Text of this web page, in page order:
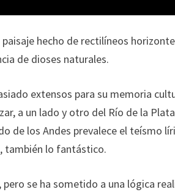
hecho de rectilíneos
de dioses naturales.
extensos para su memoria
a un lado y otro del Río de la
de los Andes prevalece el teísmo
también lo fantástico.
se ha sometido a una lógica